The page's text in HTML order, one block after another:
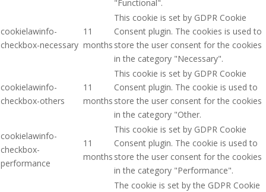
"Functional".
cookielawinfo-
checkbox-necessary
11
months
This cookie is set by GDPR Cookie
Consent plugin. The cookies is used to
store the user consent for the cookies
in the category "Necessary".
cookielawinfo-
checkbox-others
11
months
This cookie is set by GDPR Cookie
Consent plugin. The cookie is used to
store the user consent for the cookies
in the category "Other.
cookielawinfo-
checkbox-
performance
11
months
This cookie is set by GDPR Cookie
Consent plugin. The cookie is used to
store the user consent for the cookies
in the category "Performance".
The cookie is set by the GDPR Cookie